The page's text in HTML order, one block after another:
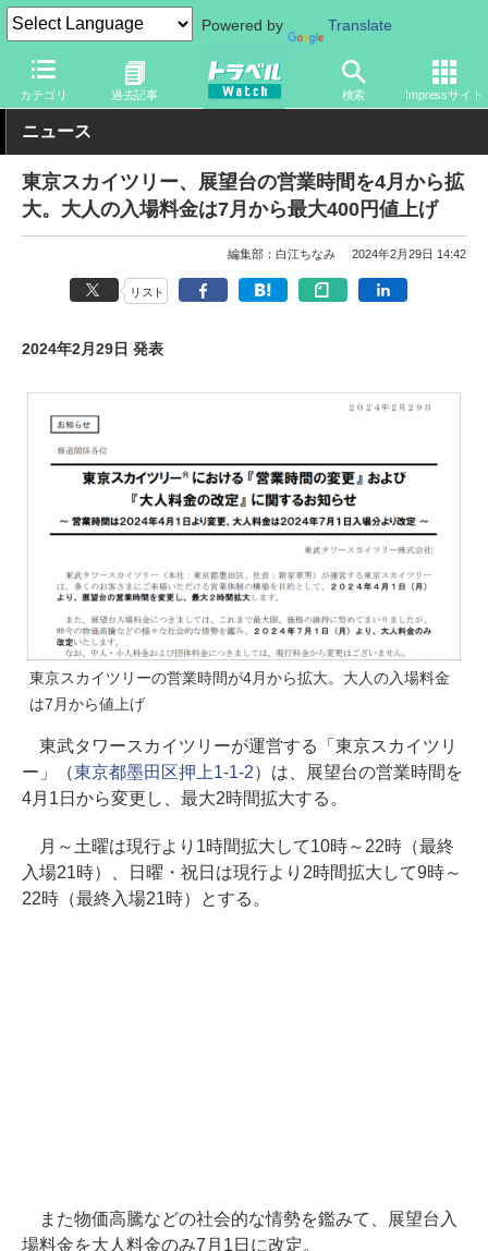
Powered by Translate
カテゴリ 過去記事 検索 Impressサイト
トラベル Watch 地域 国内旅行 東京
ニュース
東京スカイツリー、展望台の営業時間を4月から拡
大。大人の入場料金は7月から最大400円値上げ
編集部：白江ちなみ 2024年2月29日 14:42
リスト
2024年2月29日 発表
東京スカイツリーの営業時間が4月から拡大。大人の入場料金
は7月から値上げ
東武タワースカイツリーが運営する「東京スカイツリ
ー」（東京都墨田区押上1-1-2）は、展望台の営業時間を
4月1日から変更し、最大2時間拡大する。
月～土曜は現行より1時間拡大して10時～22時（最終
入場21時）、日曜・祝日は現行より2時間拡大して9時～
22時（最終入場21時）とする。
また物価高騰などの社会的な情勢を鑑みて、展望台入
場料金を大人料金のみ7月1日に改定。